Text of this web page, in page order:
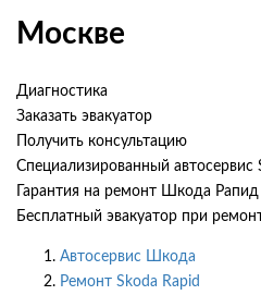
Москве
Диагностика
Заказать эвакуатор
Получить консультацию
Специализированный автосервис
Гарантия на ремонт Шкода Рапид
Бесплатный эвакуатор при
Автосервис Шкода
Ремонт Skoda Rapid